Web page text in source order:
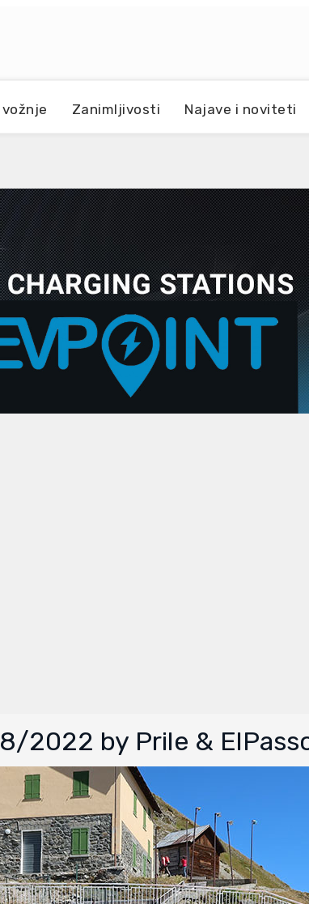
Zanimljivosti Najave i noviteti
2022 by Prile &